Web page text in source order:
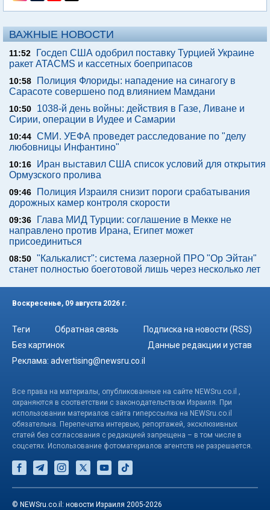
ВАЖНЫЕ НОВОСТИ
11:52
Госдеп США одобрил поставку Турцией Украине
ракет ATACMS и кассетных боеприпасов
10:58
Полиция Флориды: нападение на синагогу в
Сарасоте совершено под влиянием Мамдани
10:50
1038-й день войны: действия в Газе, Ливане и
Сирии, операции в Иудее и Самарии
10:44 СМИ. УЕФА проведет расследование по "делу
любовницы Инфантино"
10:16
Иран выставил США список условий для открытия
Ормузского пролива
09:46
Полиция Израиля снизит пороги срабатывания
дорожных камер контроля скорости
09:36
Глава МИД Турции: соглашение в Мекке не
направлено против Ирана, Египет может
присоединиться
08:50 "Калькалист": система лазерной ПРО "Ор Эйтан"
станет полностью боеготовой лишь через несколько лет
Воскресенье, 09 августа 2026 г.
Теги Обратная связь
Подписка на новости (RSS)
Без картинок
Данные редакции и устав
Реклама: advertising@newsru.co.il
Все права на материалы, опубликованные на сайте NEWSru.co.il ,
охраняются в соответствии с законодательством Израиля. При
использовании материалов сайта гиперссылка на NEWSru.co.il
обязательна. Перепечатка интервью, репортажей, эксклюзивных
статей без согласования с редакцией запрещена – в том числе в
соцсетях. Использование фотоматериалов агентств не разрешается.
© NEWSru.co.il: новости Израиля 2005-2026